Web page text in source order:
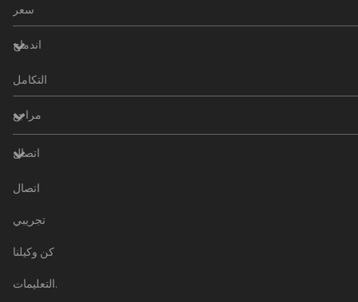
سعر
اندماج
التكامل
مراجع
اتصال
اتصال
تجريبي
كن وكيلنا
التعليمات.